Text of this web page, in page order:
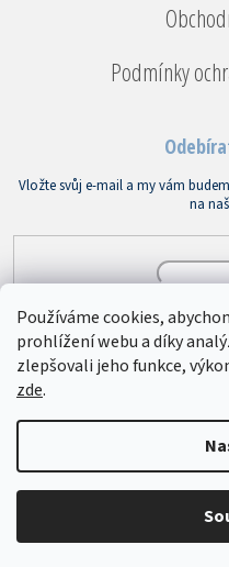
Používáme cookies,
prohlížení webu a díky
zlepšovali jeho funkce,
zde.
Podmínky
Vložte svůj e-mail a my vám
na
Bytový textil